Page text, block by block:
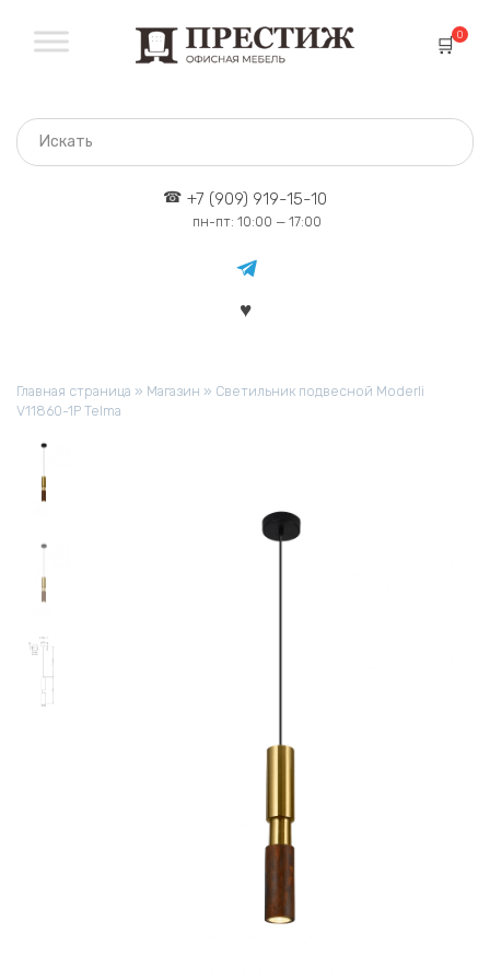
содержанию
0
+7 (909) 919-15-10
пн-пт: 10:00 — 17:00
Главная страница » Магазин » Светильник подвесной Moderli
V11860-1P Telma